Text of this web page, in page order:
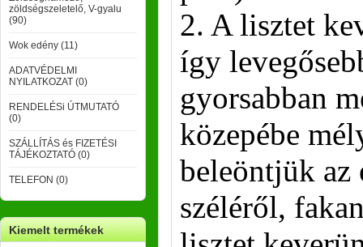
zöldségszeletelő, V-gyalu
(90)
Wok edény (11)
ADATVÉDELMI
NYILATKOZAT (0)
RENDELÉSi ÚTMUTATÓ
(0)
SZÁLLÍTÁS és FIZETÉSI
TÁJÉKOZTATÓ (0)
TELEFON (0)
Kiemelt termékek
2. A lisztet
így
gyorsabban
közepébe
beleöntjük az
széléről,